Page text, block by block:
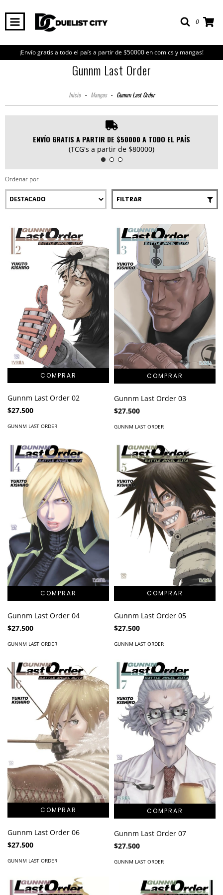
0
¡Envío gratis a todo el país a partir de $50000 en comics y mangas!
Gunnm Last Order
Inicio - Mangas - Gunnm Last Order
ENVÍO GRATIS A PARTIR DE $50000 A TODO EL PAÍS
(TCG's a partir de $80000)
Ordenar por
FILTRAR
Gunnm Last Order 02
$27.500
GUNNM LAST ORDER
Gunnm Last Order 03
$27.500
GUNNM LAST ORDER
Gunnm Last Order 04
$27.500
GUNNM LAST ORDER
Gunnm Last Order 05
$27.500
GUNNM LAST ORDER
Gunnm Last Order 06
$27.500
GUNNM LAST ORDER
Gunnm Last Order 07
$27.500
GUNNM LAST ORDER